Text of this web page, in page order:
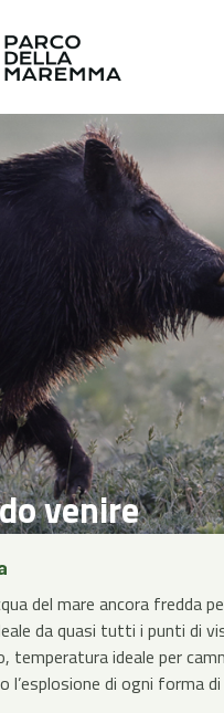
venire
del mare ancora fredda
da quasi tutti i punti di
temperatura ideale per
di ogni forma